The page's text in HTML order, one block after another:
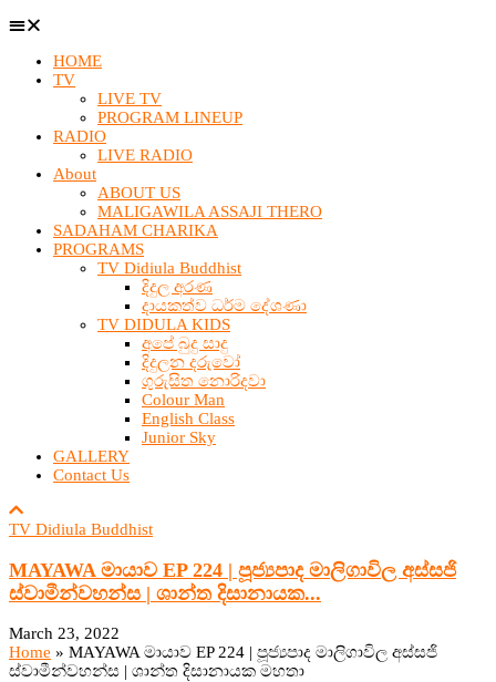
HOME
TV
LIVE TV
PROGRAM LINEUP
RADIO
LIVE RADIO
About
ABOUT US
MALIGAWILA ASSAJI THERO
SADAHAM CHARIKA
PROGRAMS
TV Didiula Buddhist
දිදුල අරණ
දායකත්ව ධර්ම දේශණා
TV DIDULA KIDS
අපේ බුදු සාදු
දිදුලන දරුවෝ
ගුරුසිත නොරිදවා
Colour Man
English Class
Junior Sky
GALLERY
Contact Us
TV Didiula Buddhist
MAYAWA මායාව EP 224 | පූජ්‍යපාද මාලිගාවිල අස්සජි
ස්වාමීන්වහන්ස | ශාන්ත දිසානායක...
March 23, 2022
Home » MAYAWA මායාව EP 224 | පූජ්‍යපාද මාලිගාවිල අස්සජි
ස්වාමීන්වහන්ස | ශාන්ත දිසානායක මහතා